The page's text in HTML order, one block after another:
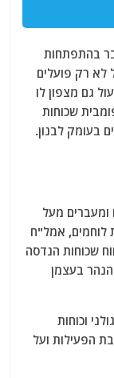
בהתפתחות
לא רק פועלים
גם מצפון לו
שכוחות
בעומק לבנון.
מעל
לוחמים, אמל"ח
שכוחות הנדסה
הנהר בעצמן
וכוחות
הפעילות ועל